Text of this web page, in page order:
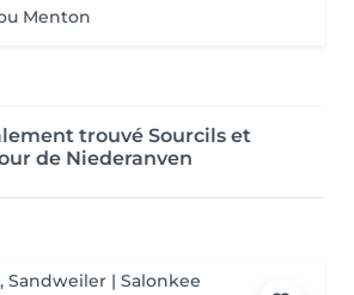
Menton
trouvé Sourcils et
de Niederanven